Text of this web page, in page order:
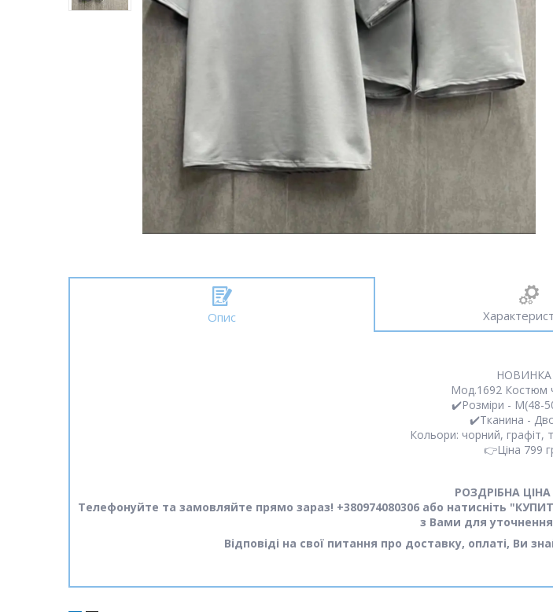
Опис
Мод.1692 Костюм
✔️Розміри - M(48-
✔️Тканина -
Кольори: чорний, графіт,
👉Ціна 799
РОЗДРІБНА ЦІНА
Телефонуйте та замовляйте прямо зараз! +380974080306 або натисніть
з Вами для
Відповіді на свої питання про доставку, оплаті, Ви